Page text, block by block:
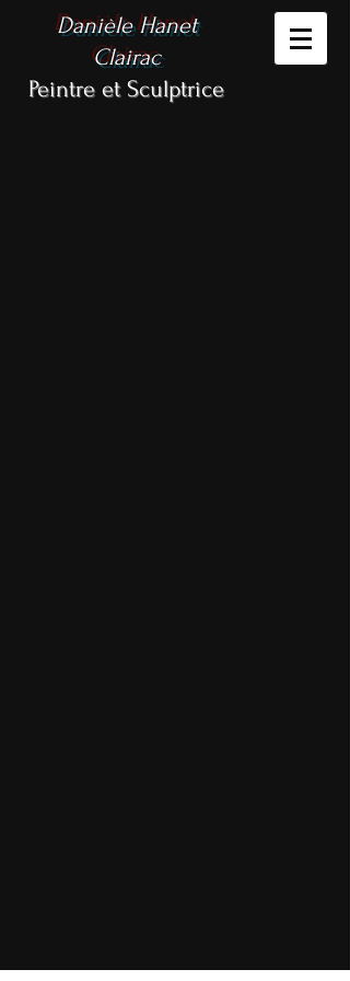
Danièle Hanet
Clairac
Peintre et Sculptrice